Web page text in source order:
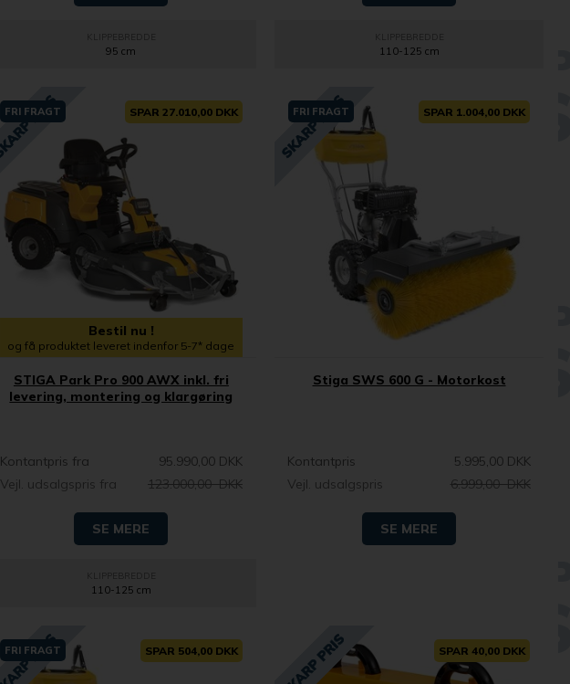
95 cm 110-125 cm
FRI FRAGT SPAR 27.010,00 DKK
Bestil nu !
og få produktet leveret indenfor 5-7* dage
STIGA Park Pro 900 AWX inkl. fri
levering, montering og klargøring
Kontantpris fra
95.990,00 DKK
Vejl. udsalgspris fra
123.000,00 DKK
SE MERE
110-125 cm
FRI FRAGT SPAR 1.004,00 DKK
Stiga SWS 600 G - Motorkost
Kontantpris
5.995,00 DKK
Vejl. udsalgspris
6.999,00 DKK
SE MERE
FRI FRAGT SPAR 504,00 DKK SPAR 40,00 DKK